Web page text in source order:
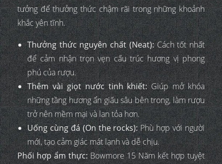
tưởng để thưởng thức chậm rãi trong những khoảnh
khắc yên tĩnh.
Thưởng thức nguyên chất (Neat):Cách tốt nhất
để cảm nhận trọn vẹn cấu trúc hương vị phong
phú của rượu.
Thêm vài giọt nước tinh khiết:Giúp mở khóa
những tầng hương ẩn giấu sâu bên trong, làm rượu
trở nên mềm mại và lan tỏa hơn.
Uống cùng đá (On the rocks):Phù hợp với người
mới, tạo cảm giác mát lạnh và dễ chịu.
Phối hợp ẩm thực:Bowmore 15 Năm kết hợp tuyệt